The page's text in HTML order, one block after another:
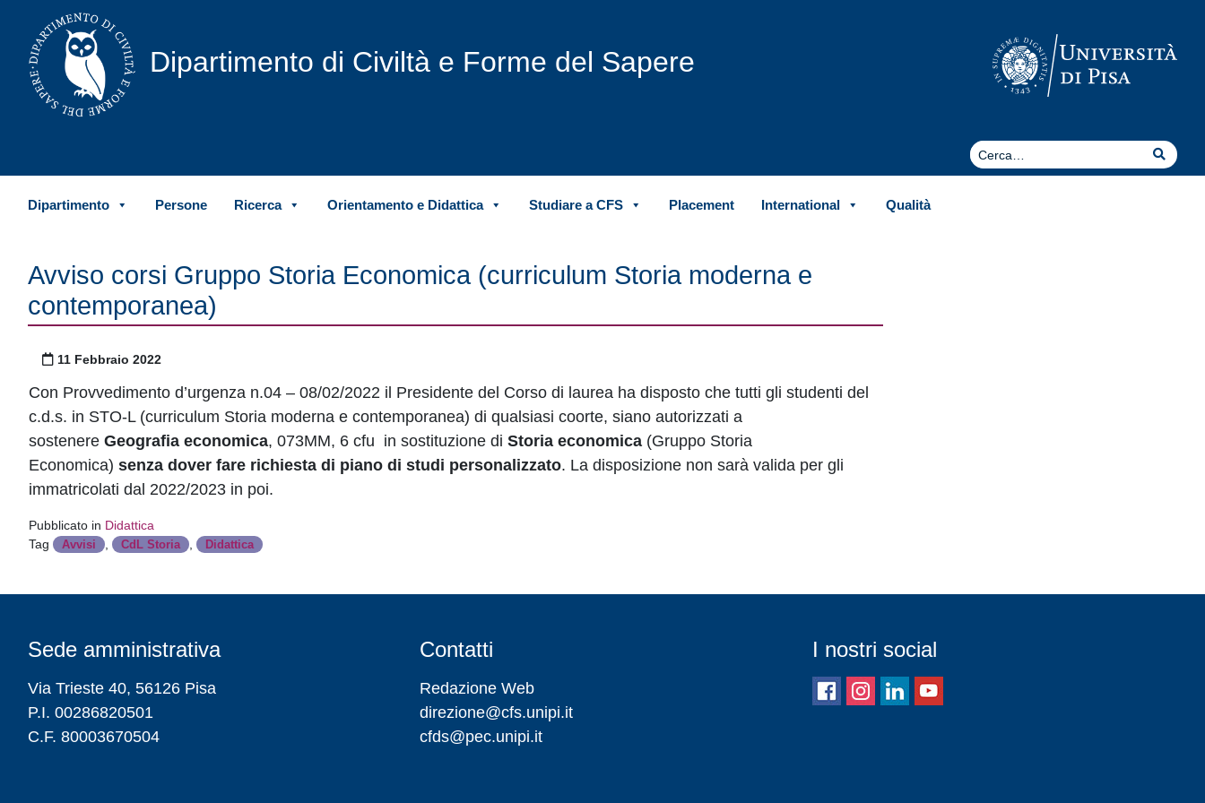
Vai al contenuto
Dipartimento di Civiltà e Forme del Sapere
Cerca
Cerca
Dipartimento Persone Ricerca Orientamento e Didattica Studiare a CFS Placement International Qualità
Avviso corsi Gruppo Storia Economica (curriculum Storia moderna e
contemporanea)
Pubblicato il
11 Febbraio 2022
Con Provvedimento d’urgenza n.04 – 08/02/2022 il Presidente del Corso di laurea ha disposto che tutti gli studenti del
c.d.s. in STO-L (curriculum Storia moderna e contemporanea) di qualsiasi coorte, siano autorizzati a
sostenere Geografia economica, 073MM, 6 cfu in sostituzione di Storia economica (Gruppo Storia
Economica) senza dover fare richiesta di piano di studi personalizzato. La disposizione non sarà valida per gli
immatricolati dal 2022/2023 in poi.
Pubblicato in Didattica
Tag
Avvisi , CdL Storia , Didattica
Sede amministrativa
Via Trieste 40, 56126 Pisa
P.I. 00286820501
C.F. 80003670504
Contatti
Redazione Web
direzione@cfs.unipi.it
cfds@pec.unipi.it
I nostri social